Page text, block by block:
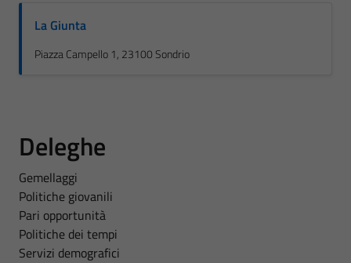
La Giunta
Piazza Campello 1, 23100 Sondrio
Deleghe
Gemellaggi
Politiche giovanili
Pari opportunità
Politiche dei tempi
Servizi demografici